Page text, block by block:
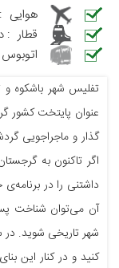
هوایی :
قطار :
اتوبوس
تفلیس شهر باشکوه و
عنوان پایتخت کشور
گذار و ماجراجویی
اگر تاکنون به
داشتنی را در
آن می‌توان شناخت
شهر تاریخی شوید. در
کنید و در کنار این